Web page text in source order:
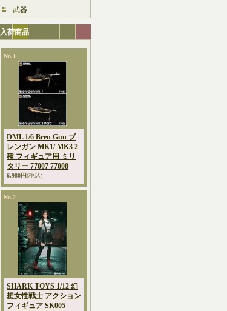
武器
入荷商品
No.1
DML 1/6 Bren Gun ブ
レンガン MK1/ MK3 2
種 フィギュア用 ミリ
タリー 77007 77008
6,980円(税込)
No.2
SHARK TOYS 1/12 幻
想女性戦士 アクション
フィギュア SK005